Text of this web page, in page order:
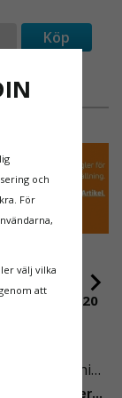
Köp
FÖR
-
EN1004:2020
för rullställning
än de Läs mer om de nya reglerna!
och
För
välj vilka
att